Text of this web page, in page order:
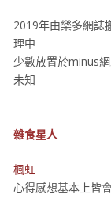
2019年由樂多網誌
理中
少數放置於minus
未知
雜食星人
楓虹
心得感想基本上皆